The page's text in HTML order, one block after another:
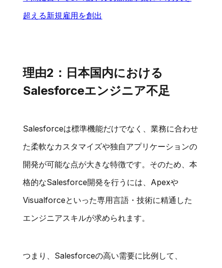
超える新規雇用を創出
理由2：日本国内における
Salesforceエンジニア不足
Salesforceは標準機能だけでなく、業務に合わせ
た柔軟なカスタマイズや独自アプリケーションの
開発が可能な点が大きな特徴です。そのため、本
格的なSalesforce開発を行うには、Apexや
Visualforceといった専用言語・技術に精通した
エンジニアスキルが求められます。
つまり、Salesforceの高い需要に比例して、